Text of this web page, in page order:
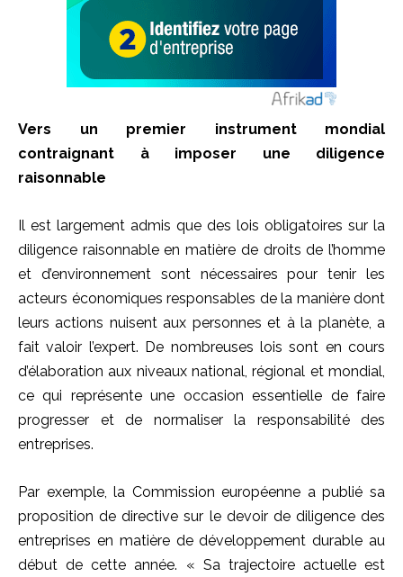
Vers un premier instrument mondial
contraignant à imposer une diligence
raisonnable
Il est largement admis que des lois obligatoires sur la
diligence raisonnable en matière de droits de l’homme
et d’environnement sont nécessaires pour tenir les
acteurs économiques responsables de la manière dont
leurs actions nuisent aux personnes et à la planète, a
fait valoir l’expert. De nombreuses lois sont en cours
d’élaboration aux niveaux national, régional et mondial,
ce qui représente une occasion essentielle de faire
progresser et de normaliser la responsabilité des
entreprises.
Par exemple, la Commission européenne a publié sa
proposition de directive sur le devoir de diligence des
entreprises en matière de développement durable au
début de cette année. « Sa trajectoire actuelle est